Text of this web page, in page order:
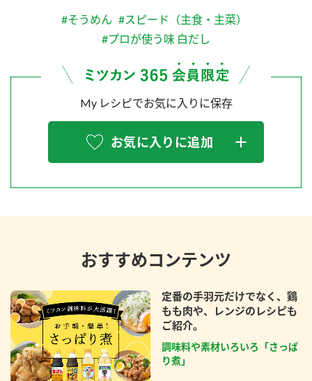
#そうめん #スピード（主食・主菜）
#プロが使う味 白だし
My レシピでお気に入りに保存
お気に入りに追加
おすすめコンテンツ
定番の手羽元だけでなく、鶏
もも肉や、レンジのレシピも
ご紹介。
調味料や素材いろいろ「さっぱ
り煮」